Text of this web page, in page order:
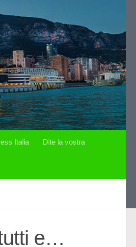
Italia Dite la vostra
e…